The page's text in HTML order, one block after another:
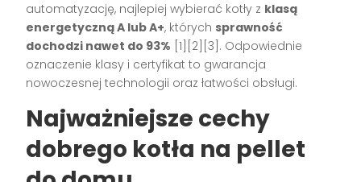
automatyzację, najlepiej wybierać kotły z klasą
energetyczną A lub A+, których sprawność
dochodzi nawet do 93% [1][2][3]. Odpowiednie
oznaczenie klasy i certyfikat to gwarancja
nowoczesnej technologii oraz łatwości obsługi.
Najważniejsze cechy
dobrego kotła na pellet